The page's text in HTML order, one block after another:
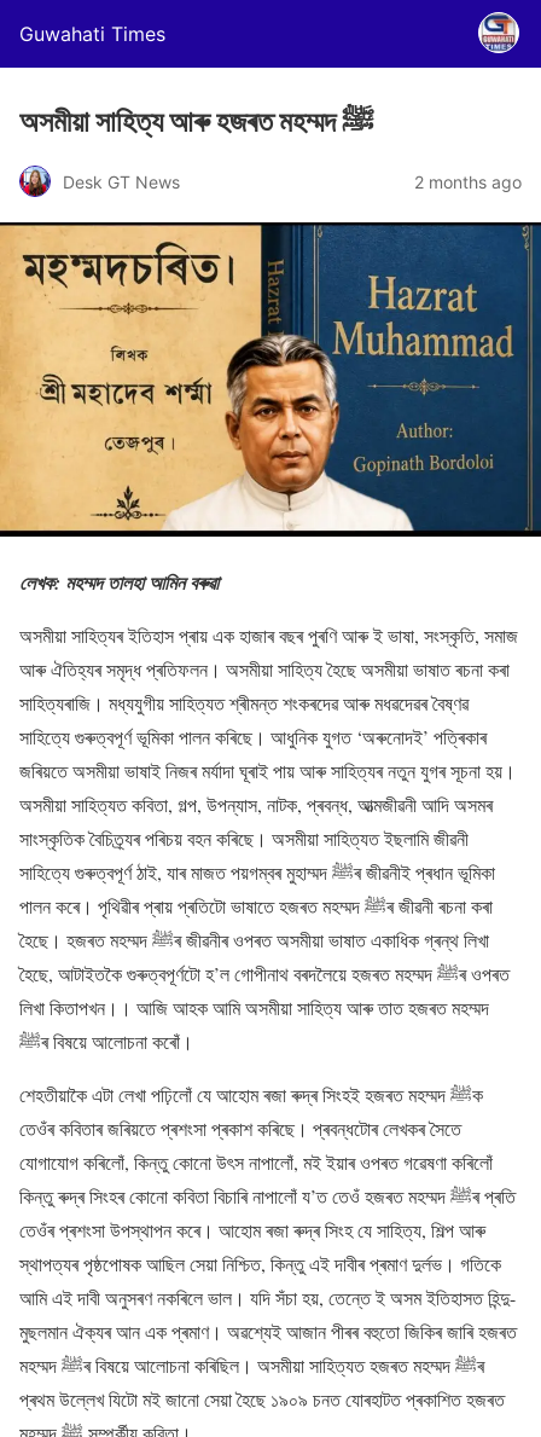
Guwahati Times
অসমীয়া সাহিত্য আৰু হজৰত মহম্মদ ﷺ
Desk GT News 2 months ago
লেখক: মহম্মদ তালহা আমিন বৰুৱা
অসমীয়া সাহিত্যৰ ইতিহাস প্ৰায় এক হাজাৰ বছৰ পুৰণি আৰু ই ভাষা, সংস্কৃতি, সমাজ
আৰু ঐতিহ্যৰ সমৃদ্ধ প্ৰতিফলন। অসমীয়া সাহিত্য হৈছে অসমীয়া ভাষাত ৰচনা কৰা
সাহিত্যৰাজি। মধ্যযুগীয় সাহিত্যত শ্ৰীমন্ত শংকৰদেৱ আৰু মধৱদেৱৰ বৈষ্ণৱ
সাহিত্যে গুৰুত্বপূৰ্ণ ভূমিকা পালন কৰিছে। আধুনিক যুগত ‘অৰুনোদই’ পত্ৰিকাৰ
জৰিয়তে অসমীয়া ভাষাই নিজৰ মৰ্যাদা ঘূৰাই পায় আৰু সাহিত্যৰ নতুন যুগৰ সূচনা হয়।
অসমীয়া সাহিত্যত কবিতা, গল্প, উপন্যাস, নাটক, প্ৰবন্ধ, আত্মজীৱনী আদি অসমৰ
সাংস্কৃতিক বৈচিত্ৰ্যৰ পৰিচয় বহন কৰিছে। অসমীয়া সাহিত্যত ইছলামি জীৱনী
সাহিত্যে গুৰুত্বপূৰ্ণ ঠাই, যাৰ মাজত পয়গম্বৰ মুহাম্মদ ﷺৰ জীৱনীই প্ৰধান ভূমিকা
পালন কৰে। পৃথিৱীৰ প্ৰায় প্ৰতিটো ভাষাতে হজৰত মহম্মদ ﷺৰ জীৱনী ৰচনা কৰা
হৈছে। হজৰত মহম্মদ ﷺৰ জীৱনীৰ ওপৰত অসমীয়া ভাষাত একাধিক গ্ৰন্থ লিখা
হৈছে, আটাইতকৈ গুৰুত্বপূৰ্ণটো হ’ল গোপীনাথ বৰদলৈয়ে হজৰত মহম্মদ ﷺৰ ওপৰত
লিখা কিতাপখন।। আজি আহক আমি অসমীয়া সাহিত্য আৰু তাত হজৰত মহম্মদ
ﷺৰ বিষয়ে আলোচনা কৰোঁ।
শেহতীয়াকৈ এটা লেখা পঢ়িলোঁ যে আহোম ৰজা ৰুদ্ৰ সিংহই হজৰত মহম্মদ ﷺক
তেওঁৰ কবিতাৰ জৰিয়তে প্ৰশংসা প্ৰকাশ কৰিছে। প্ৰবন্ধটোৰ লেখকৰ সৈতে
যোগাযোগ কৰিলোঁ, কিন্তু কোনো উৎস নাপালোঁ, মই ইয়াৰ ওপৰত গৱেষণা কৰিলোঁ
কিন্তু ৰুদ্ৰ সিংহৰ কোনো কবিতা বিচাৰি নাপালোঁ য’ত তেওঁ হজৰত মহম্মদ ﷺৰ প্ৰতি
তেওঁৰ প্ৰশংসা উপস্থাপন কৰে। আহোম ৰজা ৰুদ্ৰ সিংহ যে সাহিত্য, শিল্প আৰু
স্থাপত্যৰ পৃষ্ঠপোষক আছিল সেয়া নিশ্চিত, কিন্তু এই দাবীৰ প্ৰমাণ দুৰ্লভ। গতিকে
আমি এই দাবী অনুসৰণ নকৰিলে ভাল। যদি সঁচা হয়, তেন্তে ই অসম ইতিহাসত হিন্দু-
মুছলমান ঐক্যৰ আন এক প্ৰমাণ। অৱশ্যেই আজান পীৰৰ বহুতো জিকিৰ জাৰি হজৰত
মহম্মদ ﷺৰ বিষয়ে আলোচনা কৰিছিল। অসমীয়া সাহিত্যত হজৰত মহম্মদ ﷺৰ
প্ৰথম উল্লেখ যিটো মই জানো সেয়া হৈছে ১৯০৯ চনত যোৰহাটত প্ৰকাশিত হজৰত